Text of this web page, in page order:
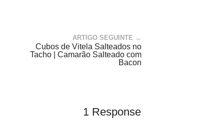
ARTIGO SEGUINTE →
Cubos de Vitela Salteados no
Tacho | Camarão Salteado com
Bacon
1 Response